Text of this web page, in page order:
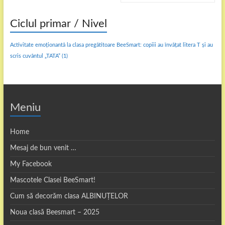
Ciclul primar / Nivel
Activitate emoționantă la clasa pregătitoare BeeSmart: copiii au învățat litera T și au
scris cuvântul „TATA”(1)
Meniu
Home
Mesaj de bun venit …
My Facebook
Mascotele Clasei BeeSmart!
Cum să decorăm clasa ALBINUȚELOR
Noua clasă Beesmart – 2025